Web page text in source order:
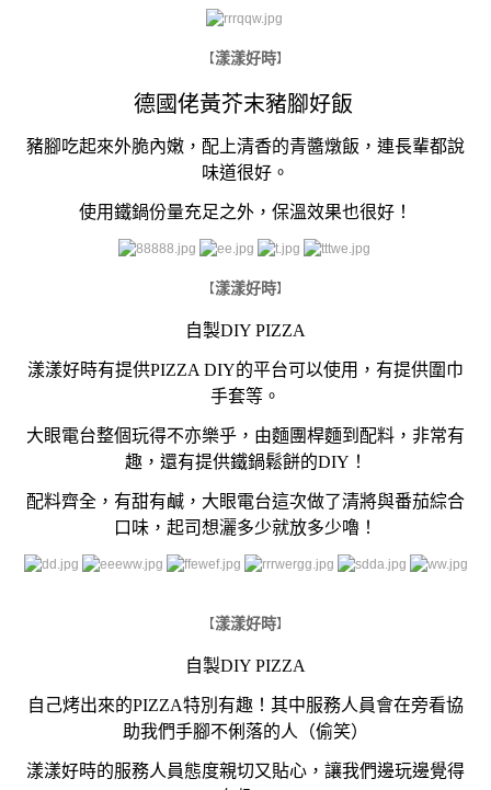
【漾漾好時】
德國佬黃芥末豬腳好飯
豬腳吃起來外脆內嫩，配上清香的青醬燉飯，連長輩都說
味道很好。
使用鐵鍋份量充足之外，保溫效果也很好！
【漾漾好時】
自製DIY PIZZA
漾漾好時有提供PIZZA DIY的平台可以使用，有提供圍巾
手套等。
大眼電台整個玩得不亦樂乎，由麵團桿麵到配料， 非常有
趣，還有提供鐵鍋鬆餅的DIY！
配料齊全，有甜有鹹，大眼電台這次做了清將與番茄綜合
口味，起司想灑多少就放多少嚕！
【漾漾好時】
自製DIY PIZZA
自己烤出來的PIZZA特別有趣！其中服務人員會在旁看協
助我們手腳不俐落的人（偷笑）
漾漾好時的服務人員態度親切又貼心，讓我們邊玩邊覺得